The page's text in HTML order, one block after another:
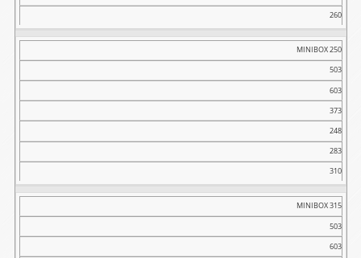
260
MINIBOX 250
503
603
373
248
283
310
MINIBOX 315
503
603